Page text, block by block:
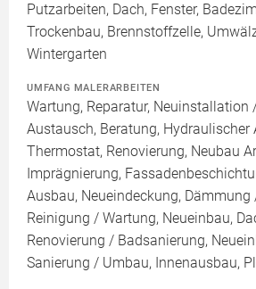
Putzarbeiten, Dach, Fenster,
Trockenbau, Brennstoffzelle,
Wintergarten
UMFANG MALERARBEITEN
Wartung, Reparatur, Neuinstallation
Austausch, Beratung, Hydraulischer
Thermostat, Renovierung, Neubau
Imprägnierung,
Ausbau, Neueindeckung, Dämmung
Reinigung / Wartung, Neueinbau,
Renovierung / Badsanierung,
Sanierung / Umbau, Innenausbau,